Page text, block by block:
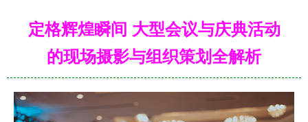
定格辉煌瞬间 大型会议与庆典活动
的现场摄影与组织策划全解析